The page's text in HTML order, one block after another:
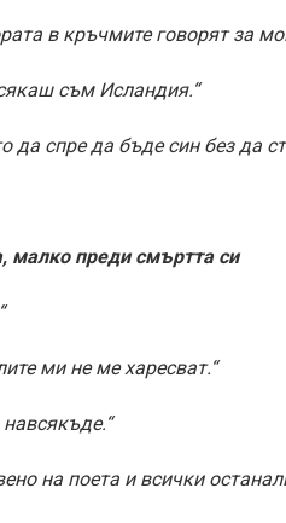
в кръчмите говорят за
съм Исландия.“
да спре да бъде син без да
малко преди смъртта си
ми не ме харесват.“
на поета и всички